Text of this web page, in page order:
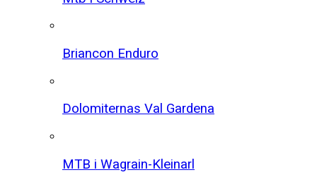
Briancon Enduro
Dolomiternas Val Gardena
MTB i Wagrain-Kleinarl